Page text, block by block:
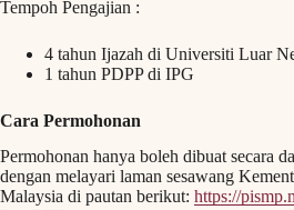
Tempoh Pengajian :
4 tahun Ijazah di Universiti Luar
1 tahun PDPP di IPG
Cara Permohonan
Permohonan hanya boleh dibuat secara
dengan melayari laman sesawang
Malaysia di pautan berikut: https://